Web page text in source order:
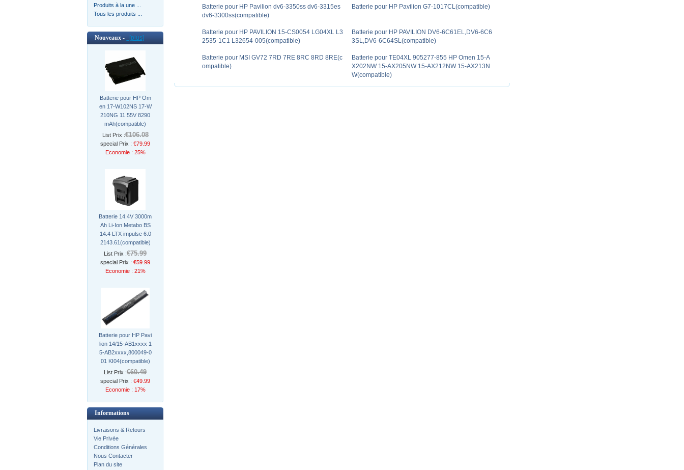
Produits à la une ...
Tous les produits ...
Nouveaux - [plus]
Batterie pour HP Om
en 17-W102NS 17-W
210NG 11.55V 8290
mAh(compatible)
List Prix :€106.08
special Prix : €79.99
Economie : 25%
Batterie 14.4V 3000m
Ah Li-Ion Metabo BS
14.4 LTX impulse 6.0
2143.61(compatible)
List Prix :€75.99
special Prix : €59.99
Economie : 21%
Batterie pour HP Pavi
lion 14/15-AB1xxxx 1
5-AB2xxxx,800049-0
01 KI04(compatible)
List Prix :€60.49
special Prix : €49.99
Economie : 17%
Informations
Livraisons & Retours
Vie Privée
Conditions Générales
Nous Contacter
Plan du site
Batterie pour HP Pavilion dv6-3350ss dv6-3315es
dv6-3300ss(compatible)
Batterie pour HP Pavilion G7-1017CL(compatible)
Batterie pour HP PAVILION 15-CS0054 LG04XL L3
2535-1C1 L32654-005(compatible)
Batterie pour HP PAVILION DV6-6C61EL,DV6-6C6
3SL,DV6-6C64SL(compatible)
Batterie pour MSI GV72 7RD 7RE 8RC 8RD 8RE(c
ompatible)
Batterie pour TE04XL 905277-855 HP Omen 15-A
X202NW 15-AX205NW 15-AX212NW 15-AX213N
W(compatible)